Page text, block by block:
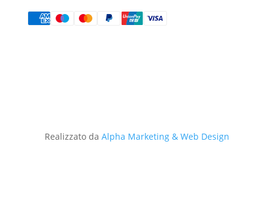
Realizzato da Alpha Marketing & Web Design